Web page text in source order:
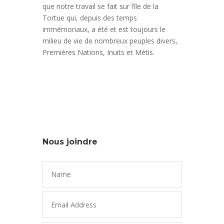
que notre travail se fait sur l’île de la
Tortue qui, depuis des temps
immémoriaux, a été et est toujours le
milieu de vie de nombreux peuples divers,
Premières Nations, Inuits et Métis.
Nous joindre